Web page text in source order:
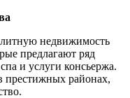
недвижимость
предлагают ряд
и услуги консьержа.
престижных районах,